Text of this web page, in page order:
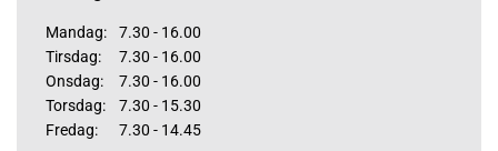
Mandag:
7.30 - 16.00
Tirsdag:
7.30 - 16.00
Onsdag:
7.30 - 16.00
Torsdag:
7.30 - 15.30
Fredag:
7.30 - 14.45